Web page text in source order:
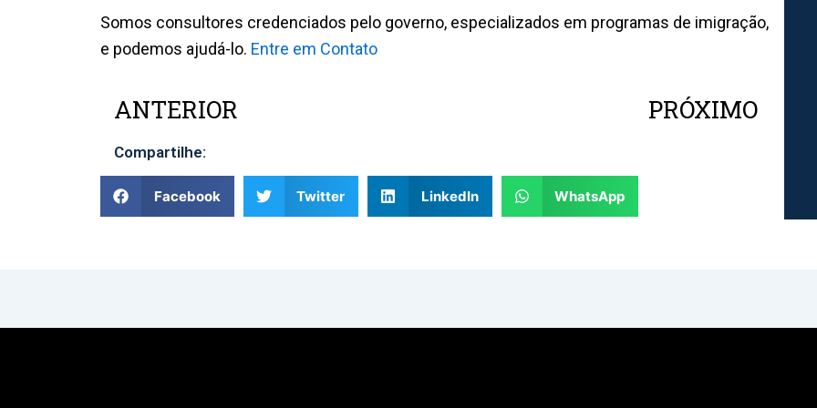
Somos consultores credenciados pelo governo, especializados em programas de imigração,
e podemos ajudá-lo. Entre em Contato
Prev
ANTERIOR PRÓXIMO
Compartilhe:
Facebook Twitter LinkedIn WhatsApp